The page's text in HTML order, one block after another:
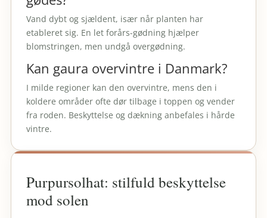
Vand dybt og sjældent, især når planten har
etableret sig. En let forårs-gødning hjælper
blomstringen, men undgå overgødning.
Kan gaura overvintre i Danmark?
I milde regioner kan den overvintre, mens den i
koldere områder ofte dør tilbage i toppen og vender
fra roden. Beskyttelse og dækning anbefales i hårde
vintre.
Purpursolhat: stilfuld beskyttelse
mod solen